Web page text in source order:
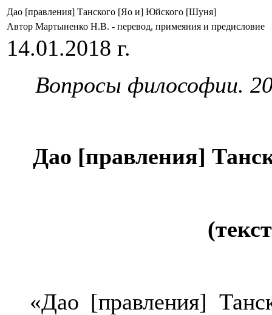
Дао [правления] Танского [Яо и] Юйского [Шуня]
Автор Мартыненко Н.В. - перевод, примеяния и предисловие
14.01.2018 г.
Вопросы философии.
Дао [правления]
«Дао [правления]